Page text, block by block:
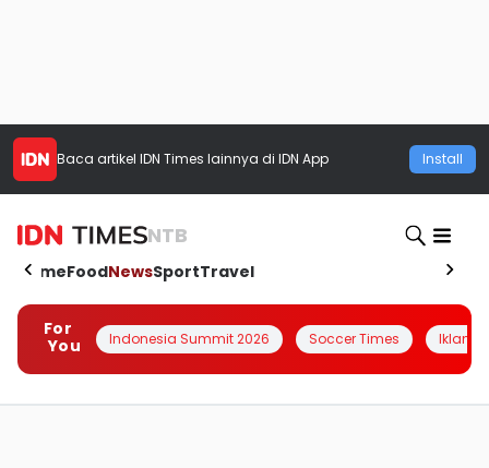
Baca artikel IDN Times lainnya di IDN App Install
NTB
HomeFoodNewsSportTravel
For
You
Indonesia Summit 2026 Soccer Times Iklanin